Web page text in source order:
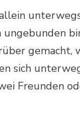
sich
Freunden